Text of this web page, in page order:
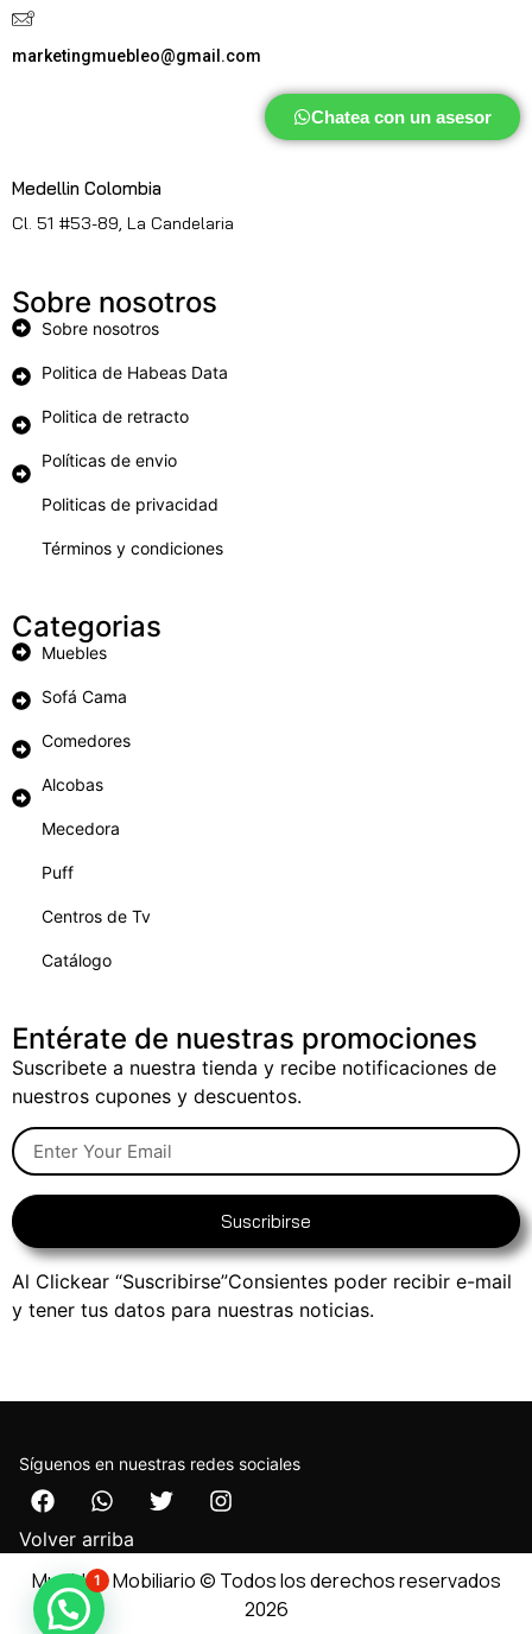
marketingmuebleo@gmail.com
Chatea con un asesor
Medellin Colombia
Cl. 51 #53-89, La Candelaria
Sobre nosotros
Sobre nosotros
Politica de Habeas Data
Politica de retracto
Políticas de envio
Politicas de privacidad
Términos y condiciones
Categorias
Muebles
Sofá Cama
Comedores
Alcobas
Mecedora
Puff
Centros de Tv
Catálogo
Entérate de nuestras promociones
Suscribete a nuestra tienda y recibe notificaciones de
nuestros cupones y descuentos.
Suscribirse
Al Clickear “Suscribirse”Consientes poder recibir e-mail
y tener tus datos para nuestras noticias.
Síguenos en nuestras redes sociales
Volver arriba
Muebleo Mobiliario © Todos los derechos reservados
2026
1